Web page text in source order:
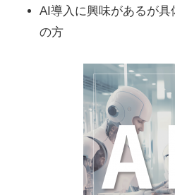
AI導入に興味があるが
の方